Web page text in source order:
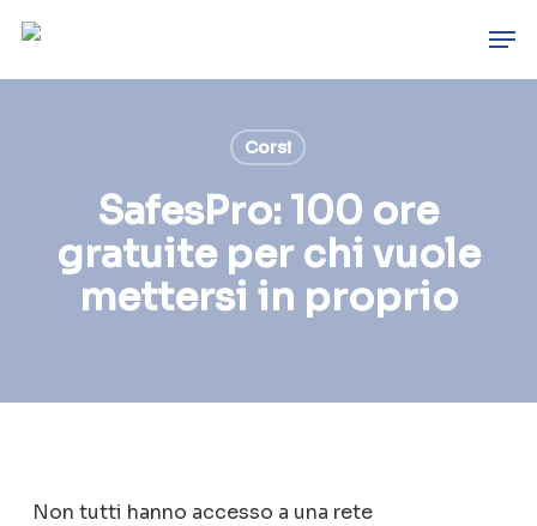
main
Corsi
SafesPro: 100 ore
gratuite per chi vuole
mettersi in proprio
Non tutti hanno accesso a una rete